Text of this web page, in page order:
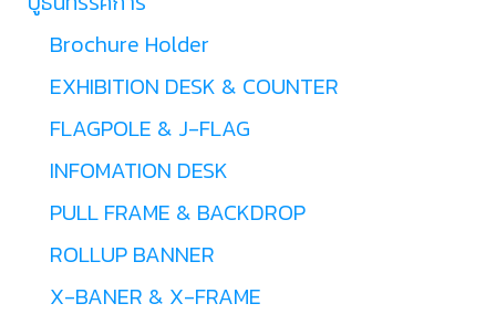
Brochure Holder
EXHIBITION DESK & COUNTER
FLAGPOLE & J-FLAG
INFOMATION DESK
PULL FRAME & BACKDROP
ROLLUP BANNER
X-BANER & X-FRAME